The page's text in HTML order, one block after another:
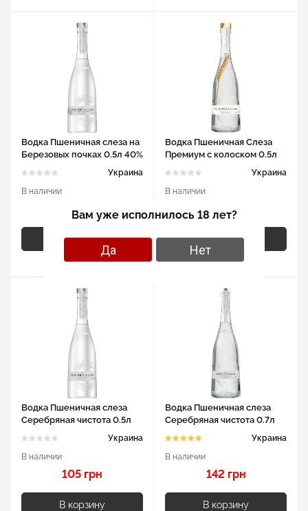
Водка Пшеничная слеза на
Березовых почках 0.5л 40%
Украина
В наличии
105 грн
В корзину
Водка Пшеничная Слеза
Премиум с колоском 0.5л
Украина
В наличии
110 грн
В корзину
Водка Пшеничная слеза
Серебряная чистота 0.5л
Украина
В наличии
105 грн
В корзину
Водка Пшеничная слеза
Серебряная чистота 0.7л
40%
Украина
В наличии
142 грн
В корзину
Вам уже исполнилось 18 лет?
Да Нет